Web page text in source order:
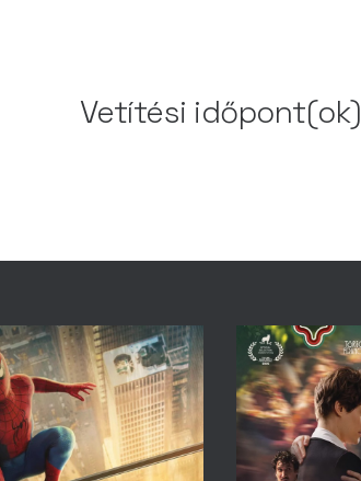
Vetítési időpont(ok)